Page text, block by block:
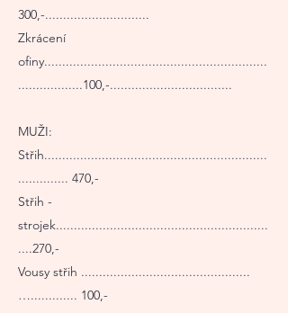
300,-.............................
Zkrácení
ofiny..............................................................
..................100,-..................................
MUŽI:
Střih..............................................................
.............. 470,-
Střih -
strojek...........................................................
....270,-
Vousy střih ...............................................
…............. 100,-